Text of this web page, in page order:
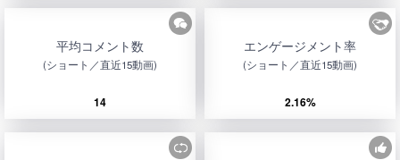
平均コメント数
(ショート／直近15動画)
14
エンゲージメント率
(ショート／直近15動画)
2.16%